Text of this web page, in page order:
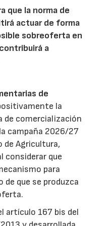
que la norma de
actuar de forma
sobreoferta en
a
de
la
de comercialización
campaña 2026/27
de Agricultura,
considerar que
para
de que se produzca
artículo 167 bis del